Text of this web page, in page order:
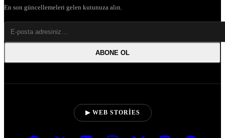
En son güncellemeleri gelen kutunuza alın.
ABONE OL
▶ WEB STORIES